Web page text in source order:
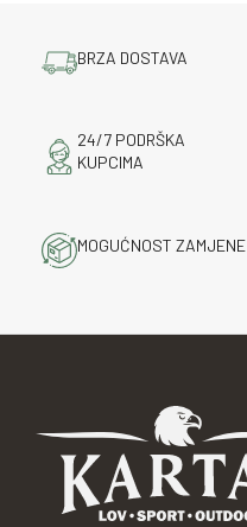
BRZA DOSTAVA
24/7 PODRŠKA
KUPCIMA
MOGUĆNOST ZAMJENE